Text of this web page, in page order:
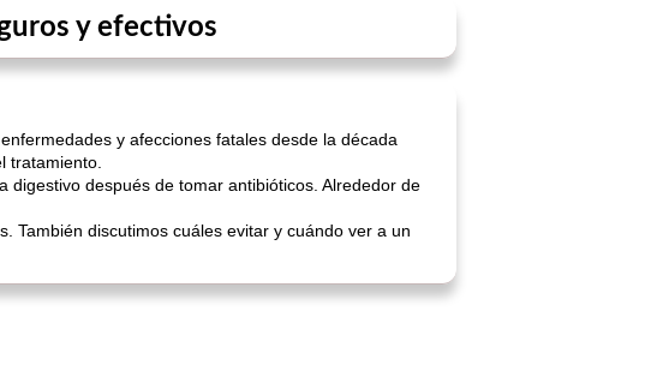
y efectivos
y afecciones fatales desde la década
tratamiento.
después de tomar antibióticos. Alrededor de
También discutimos cuáles evitar y cuándo ver a un